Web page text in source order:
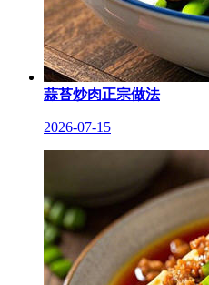
蒜苔炒肉正宗做法
2026-07-15